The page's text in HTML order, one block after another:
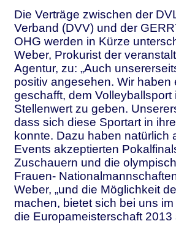
Die Verträge zwischen der
Verband (DVV) und der
OHG werden in Kürze
Weber, Prokurist der
Agentur, zu: „Auch
positiv angesehen. Wir
geschafft, dem
Stellenwert zu geben.
dass sich diese Sportart in
konnte. Dazu haben
Events akzeptierten
Zuschauern und die
Frauen-
Weber, „und die Möglichkeit
machen, bietet sich bei uns
die Europameisterschaft 2013